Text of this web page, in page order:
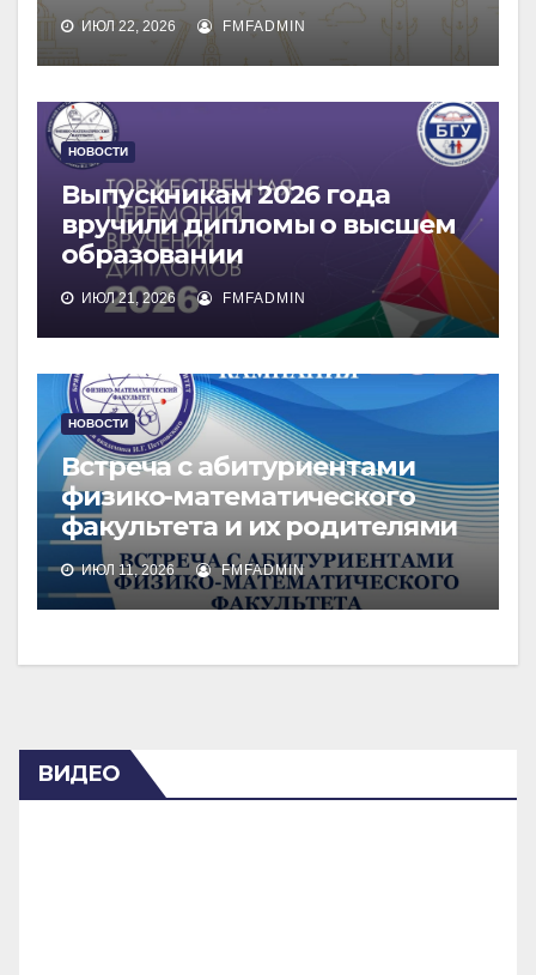
ИЮЛ 22, 2026 FMFADMIN
НОВОСТИ
Выпускникам 2026 года
вручили дипломы о высшем
образовании
ИЮЛ 21, 2026 FMFADMIN
НОВОСТИ
Встреча с абитуриентами
физико-математического
факультета и их родителями
ИЮЛ 11, 2026 FMFADMIN
ВИДЕО